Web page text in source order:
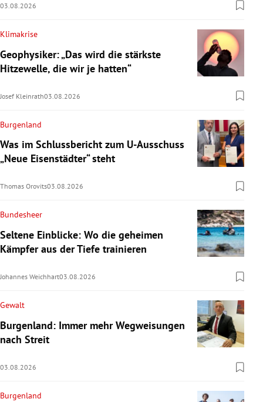
03.08.2026
Klimakrise
Geophysiker: „Das wird die stärkste
Hitzewelle, die wir je hatten“
Josef Kleinrath03.08.2026
Burgenland
Was im Schlussbericht zum U-Ausschuss
„Neue Eisenstädter“ steht
Thomas Orovits03.08.2026
Bundesheer
Seltene Einblicke: Wo die geheimen
Kämpfer aus der Tiefe trainieren
Johannes Weichhart03.08.2026
Gewalt
Burgenland: Immer mehr Wegweisungen
nach Streit
03.08.2026
Burgenland